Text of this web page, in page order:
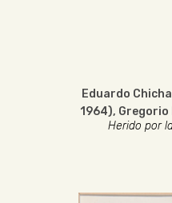
Eduardo
1964), Gregorio
Herido por